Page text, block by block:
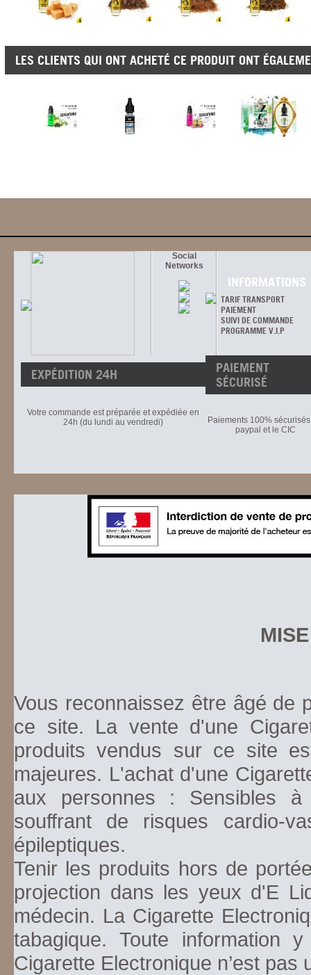
LES CLIENTS QUI ONT ACHETÉ CE PRODUIT ONT
Social
Networks
INFORMATIONS
TARIF TRANSPORT
PAIEMENT
SUIVI DE COMMANDE
PROGRAMME V.I.P
EXPÉDITION 24H
Votre commande est préparée et expédiée en
24h (du lundi au vendredi)
PAIEMENT
SÉCURISÉ
Paiements 100%
paypal et le CIC
Vous reconnaissez être âgé de
ce site. La vente d'une
produits vendus sur ce site
majeures. L'achat d'une
aux personnes : Sensibles
souffrant de risques cardio-
épileptiques.
Tenir les produits hors de
projection dans les yeux d'E
médecin. La Cigarette
tabagique. Toute information
Cigarette Electronique n’est pas